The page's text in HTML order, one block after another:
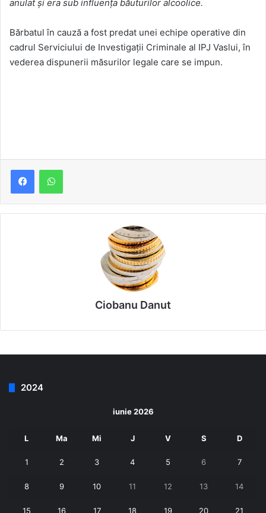
anulat și era sub influența băuturilor alcoolice.
Bărbatul în cauză a fost predat unei echipe operative din
cadrul Serviciului de Investigaţii Criminale al IPJ Vaslui, în
vederea dispunerii măsurilor legale care se impun.
Ciobanu Danut
2024
iunie 2026
L Ma Mi J V S D
1 2 3 4 5 6 7
8 9 10 11 12 13 14
15 16 17 18 19 20 21